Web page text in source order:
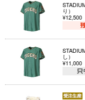
り）
¥12,500
し）
¥11,000